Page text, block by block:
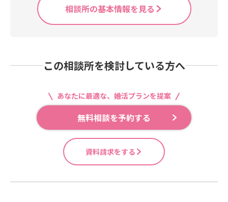
相談所の基本情報を見る
この相談所を検討している方へ
あなたに最適な、婚活プランを提案
無料相談を予約する
資料請求をする